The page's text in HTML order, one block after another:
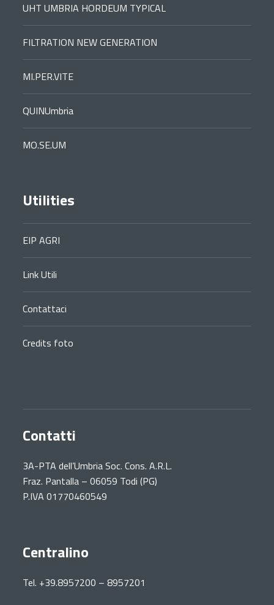
UHT UMBRIA HORDEUM TYPICAL
FILTRATION NEW GENERATION
MI.PER.VITE
QUINUmbria
MO.SE.UM
Utilities
EIP AGRI
Link Utili
Contattaci
Credits foto
Contatti
3A-PTA dell’Umbria Soc. Cons. A.R.L.
Fraz. Pantalla – 06059 Todi (PG)
P.IVA 01770460549
Centralino
Tel. +39.8957200 – 8957201